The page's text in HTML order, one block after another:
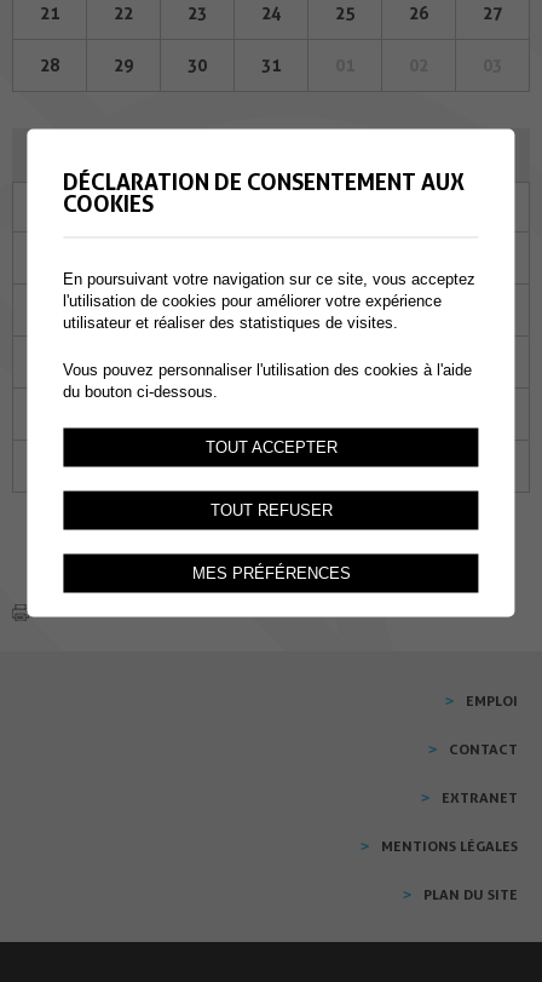
21 22 23 24 25 26 27
28 29 30 31
Ma
05 06 07 08 09
14 15 16
26 27 28 29 30
EMPLOI
CONTACT
EXTRANET
MENTIONS LÉGALES
PLAN DU SITE
DÉCLARATION DE CONSENTEMENT AUX
COOKIES
En poursuivant votre navigation sur ce site, vous acceptez
l'utilisation de cookies pour améliorer votre expérience
utilisateur et réaliser des statistiques de visites.
Vous pouvez personnaliser l'utilisation des cookies à l'aide
du bouton ci-dessous.
TOUT ACCEPTER
TOUT REFUSER
MES PRÉFÉRENCES